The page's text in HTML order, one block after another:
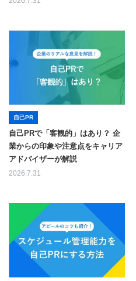
自己PR
自己PRで「客観的」はあり？ 企
業からの印象や注意点をキャリア
アドバイザーが解説
2026.7.31